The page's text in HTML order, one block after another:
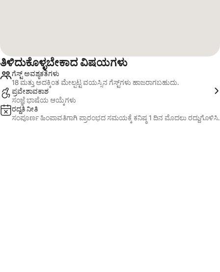
ತಿಳಿದುಕೊಳ್ಳಬೇಕಾದ ವಿಷಯಗಳು
ಗೆಸ್ಟ್ ಅವಶ್ಯಕತೆಗಳು
18 ಮತ್ತು ಅದಕ್ಕಿಂತ ಮೇಲ್ಪಟ್ಟ ವಯಸ್ಸಿನ ಗೆಸ್ಟ್‌ಗಳು ಹಾಜರಾಗಬಹುದು.
ಪ್ರವೇಶಾವಕಾಶ
ಸಂಜ್ಞೆ ಭಾಷೆಯ ಆಯ್ಕೆಗಳು
ರದ್ದತಿ ನೀತಿ
ಸಂಪೂರ್ಣ ಹಿಂಪಾವತಿಗಾಗಿ ಪ್ರಾರಂಭದ ಸಮಯಕ್ಕೆ ಕನಿಷ್ಠ 1 ದಿನ ಮೊದಲು ರದ್ದುಗೊಳಿಸಿ.